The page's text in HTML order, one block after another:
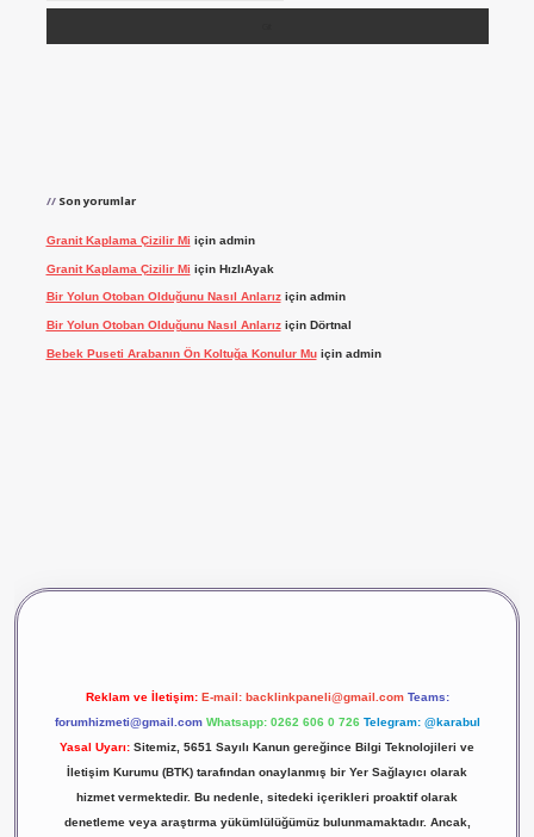
Son yorumlar
Granit Kaplama Çizilir Mi için admin
Granit Kaplama Çizilir Mi için HızlıAyak
Bir Yolun Otoban Olduğunu Nasıl Anlarıziçin admin
Bir Yolun Otoban Olduğunu Nasıl Anlarıziçin Dörtnal
Bebek Puseti Arabanın Ön Koltuğa Konulur Muiçin admin
Reklam ve İletişim: E-mail: backlinkpaneli@gmail.com Teams:
forumhizmeti@gmail.com Whatsapp: 0262 606 0 726 Telegram: @karabul
Yasal Uyarı: Sitemiz, 5651 Sayılı Kanun gereğince Bilgi Teknolojileri ve
İletişim Kurumu (BTK) tarafından onaylanmış bir Yer Sağlayıcı olarak
hizmet vermektedir. Bu nedenle, sitedeki içerikleri proaktif olarak
denetleme veya araştırma yükümlülüğümüz bulunmamaktadır. Ancak,